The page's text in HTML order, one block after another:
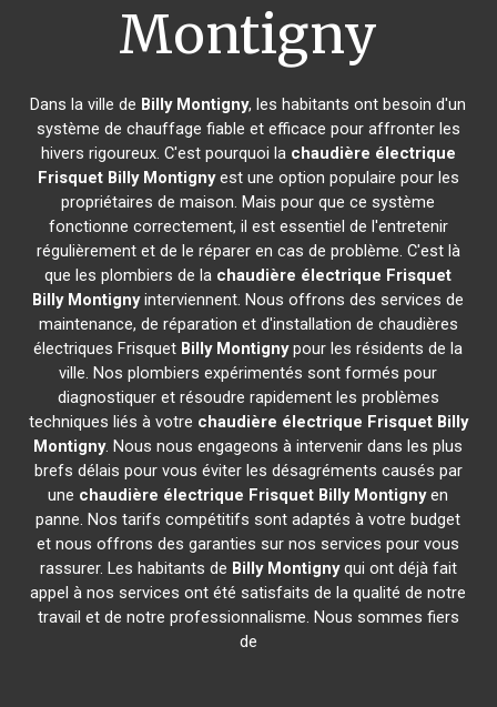
Montigny
Dans la ville de Billy Montigny, les habitants ont besoin d'un
système de chauffage fiable et efficace pour affronter les
hivers rigoureux. C'est pourquoi la chaudière électrique
Frisquet Billy Montignyest une option populaire pour les
propriétaires de maison. Mais pour que ce système
fonctionne correctement, il est essentiel de l'entretenir
régulièrement et de le réparer en cas de problème. C'est là
que les plombiers de la chaudière électrique Frisquet
Billy Montignyinterviennent. Nous offrons des services de
maintenance, de réparation et d'installation de chaudières
électriques Frisquet Billy Montignypour les résidents de la
ville. Nos plombiers expérimentés sont formés pour
diagnostiquer et résoudre rapidement les problèmes
techniques liés à votre chaudière électrique Frisquet Billy
Montigny. Nous nous engageons à intervenir dans les plus
brefs délais pour vous éviter les désagréments causés par
une chaudière électrique Frisquet Billy Montignyen
panne. Nos tarifs compétitifs sont adaptés à votre budget
et nous offrons des garanties sur nos services pour vous
rassurer. Les habitants de Billy Montignyqui ont déjà fait
appel à nos services ont été satisfaits de la qualité de notre
travail et de notre professionnalisme. Nous sommes fiers
de